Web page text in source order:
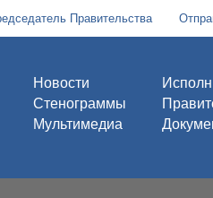
Правительства
Новости
Стенограммы
Мультимедиа